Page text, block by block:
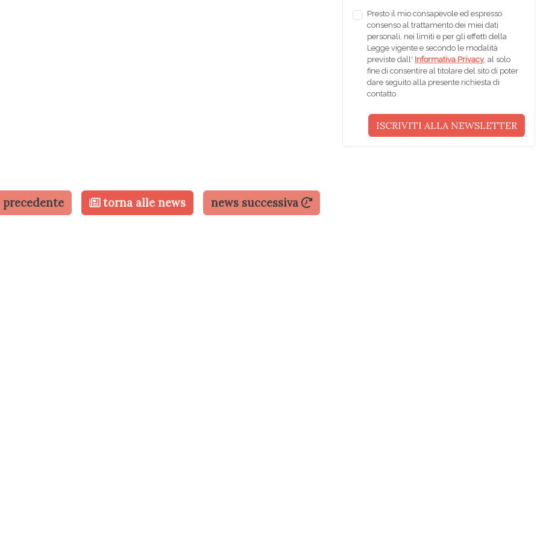
Presto il mio consapevole ed espresso
consenso al trattamento dei miei dati
personali, nei limiti e per gli effetti della
Legge vigente e secondo le modalità
previste dall' Informativa Privacy, al solo
fine di consentire al titolare del sito di poter
dare seguito alla presente richiesta di
contatto.
torna alle news news successiva